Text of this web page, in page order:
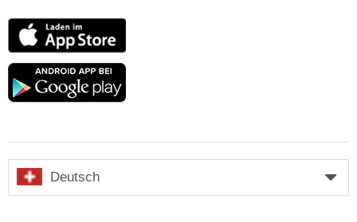
App
Store
Google
Deutsch